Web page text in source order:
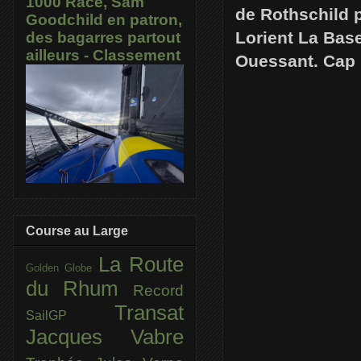
de Rothschild
Lorient La
Ouessant.
Goodchild en patron,
des bagarres partout
ailleurs - Classement
Course au Large
Golden Globe
La Route
du Rhum
Record
SailGP Transat
Jacques Vabre